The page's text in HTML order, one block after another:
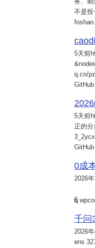
不是投
5天前
q.cn/
GitHub
5天前
正的
GitHub
0成
2026
6
千问
2026
ens